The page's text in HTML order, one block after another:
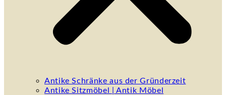
Antike Schränke aus der Gründerzeit
Antike Sitzmöbel | Antik Möbel